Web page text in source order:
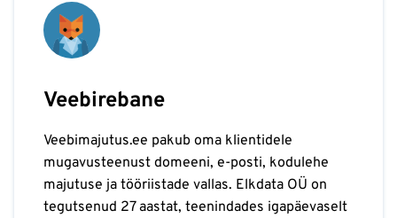
Veebirebane
Veebimajutus.ee pakub oma klientidele
mugavusteenust domeeni, e-posti, kodulehe
majutuse ja tööriistade vallas. Elkdata OÜ on
tegutsenud 27 aastat, teenindades igapäevaselt